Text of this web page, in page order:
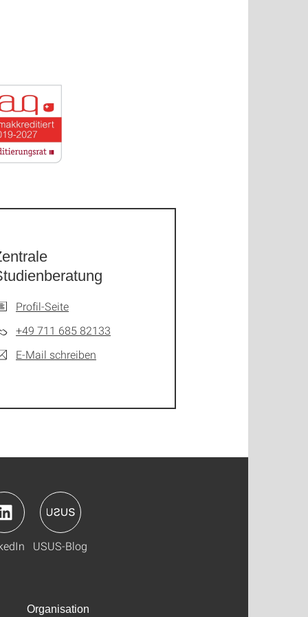
Profil-Seite
+49 711 685 82133
E-Mail schreiben
USUS-Blog
Organisation